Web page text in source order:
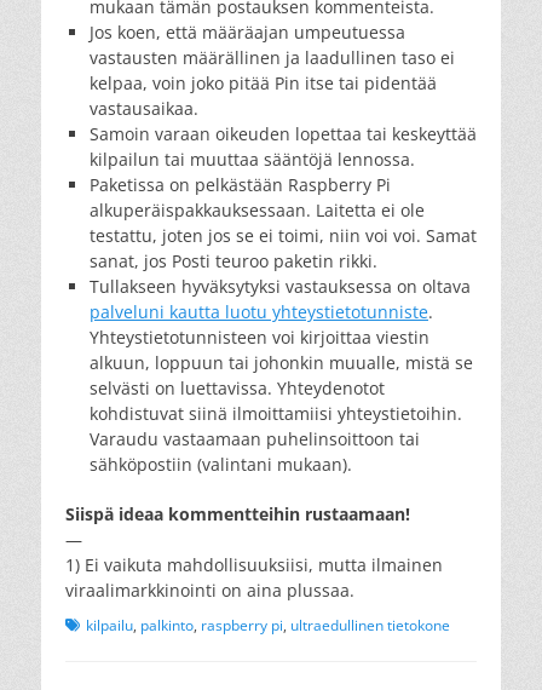
mukaan tämän postauksen kommenteista.
Jos koen, että määräajan umpeutuessa
vastausten määrällinen ja laadullinen taso ei
kelpaa, voin joko pitää Pin itse tai pidentää
vastausaikaa.
Samoin varaan oikeuden lopettaa tai keskeyttää
kilpailun tai muuttaa sääntöjä lennossa.
Paketissa on pelkästään Raspberry Pi
alkuperäispakkauksessaan. Laitetta ei ole
testattu, joten jos se ei toimi, niin voi voi. Samat
sanat, jos Posti teuroo paketin rikki.
Tullakseen hyväksytyksi vastauksessa on oltava
palveluni kautta luotu yhteystietotunniste.
Yhteystietotunnisteen voi kirjoittaa viestin
alkuun, loppuun tai johonkin muualle, mistä se
selvästi on luettavissa. Yhteydenotot
kohdistuvat siinä ilmoittamiisi yhteystietoihin.
Varaudu vastaamaan puhelinsoittoon tai
sähköpostiin (valintani mukaan).
Siispä ideaa kommentteihin rustaamaan!
—
1) Ei vaikuta mahdollisuuksiisi, mutta ilmainen
viraalimarkkinointi on aina plussaa.
Tagskilpailu, palkinto, raspberry pi, ultraedullinen tietokone